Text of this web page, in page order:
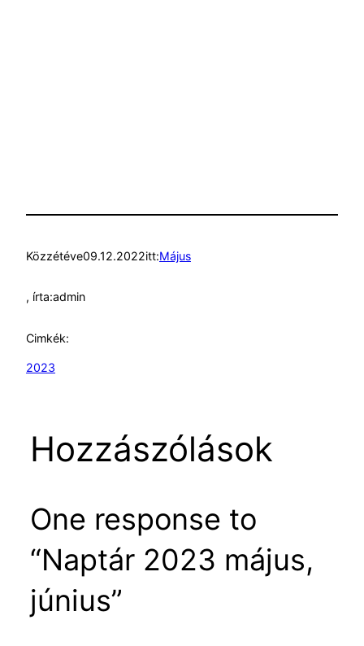
Közzétéve09.12.2022itt:Május
, írta:admin
Cimkék:
2023
Hozzászólások
One response to
“Naptár 2023 május,
június”